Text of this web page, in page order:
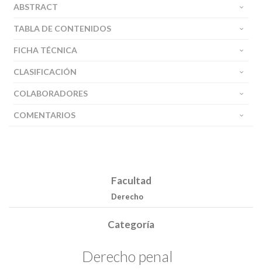
ABSTRACT
TABLA DE CONTENIDOS
FICHA TÉCNICA
CLASIFICACIÓN
COLABORADORES
COMENTARIOS
Facultad
Derecho
Categoría
Derecho penal